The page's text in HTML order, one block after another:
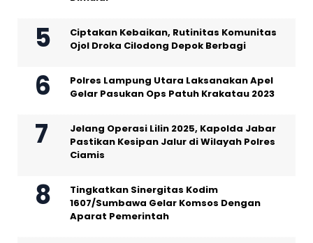
Ciptakan Kebaikan, Rutinitas Komunitas
Ojol Droka Cilodong Depok Berbagi
Polres Lampung Utara Laksanakan Apel
Gelar Pasukan Ops Patuh Krakatau 2023
Jelang Operasi Lilin 2025, Kapolda Jabar
Pastikan Kesipan Jalur di Wilayah Polres
Ciamis
Tingkatkan Sinergitas Kodim
1607/Sumbawa Gelar Komsos Dengan
Aparat Pemerintah